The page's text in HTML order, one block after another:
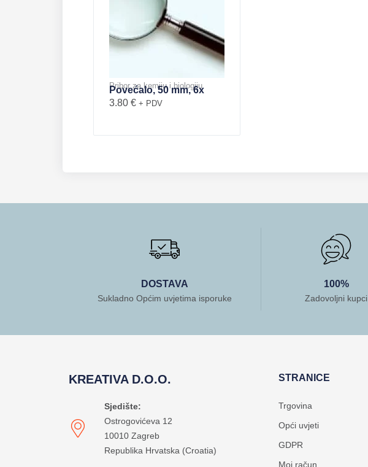
Pribor za kemiju i biologiju
Povećalo, 50 mm, 6x
3.80 € + PDV
DOSTAVA
Sukladno Općim uvjetima isporuke
100%
Zadovoljni kupci
KREATIVA D.O.O.
Sjedište:
Ostrogovićeva 12
10010 Zagreb
Republika Hrvatska (Croatia)
STRANICE
Trgovina
Opći uvjeti
GDPR
Moj račun